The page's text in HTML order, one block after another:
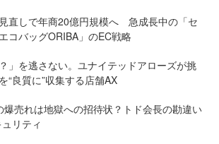
直しで年商20億円規模へ 急成長中の「セ
コバッグORIBA」のEC戦略
」を逃さない。ユナイテッドアローズが挑
“良質に”収集する店舗AX
爆売れは地獄への招待状？トド会長の勘違い
リティ